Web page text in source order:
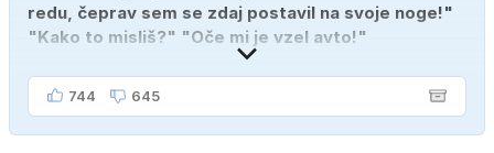
redu, čeprav sem se zdaj postavil na svoje noge!"
"Kako to misliš?" "Oče mi je vzel avto!"
744 645